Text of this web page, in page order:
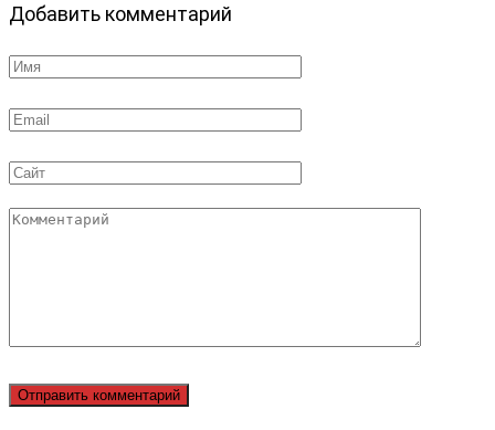
Добавить комментарий
Имя
Email
Сайт
Комментарий